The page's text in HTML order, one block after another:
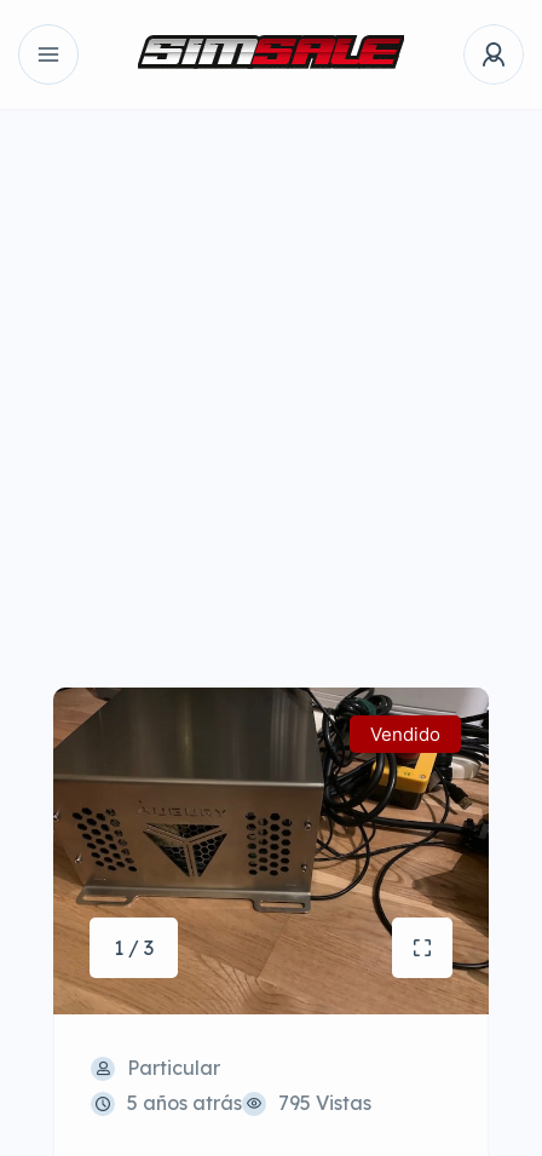
Vendido
1 / 3
Particular
5 años atrás
795 Vistas